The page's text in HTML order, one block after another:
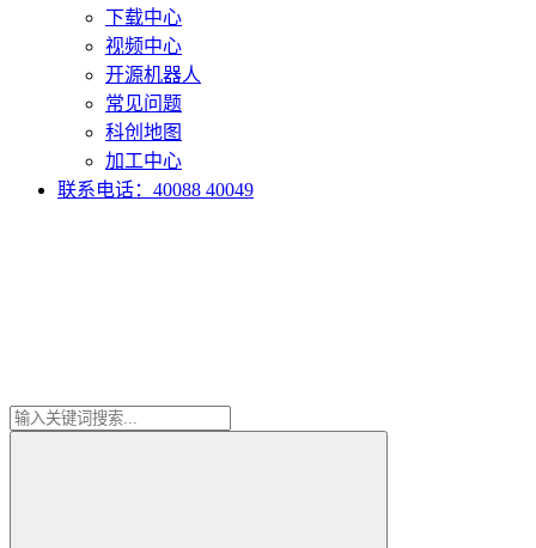
下载中心
视频中心
开源机器人
常见问题
科创地图
加工中心
联系电话：40088 40049